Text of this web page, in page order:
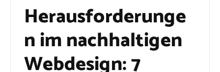
Herausforderunge
n im nachhaltigen
Webdesign: 7